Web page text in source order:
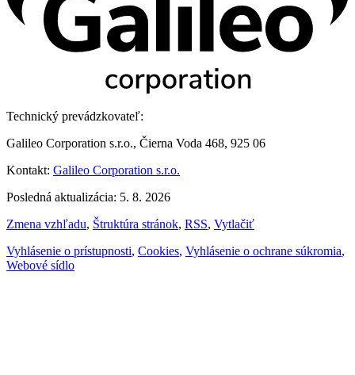
Technický prevádzkovateľ:
Galileo Corporation s.r.o., Čierna Voda 468, 925 06
Kontakt: Galileo Corporation s.r.o.
Posledná aktualizácia: 5. 8. 2026
Zmena vzhľadu, Štruktúra stránok, RSS, Vytlačiť
Vyhlásenie o prístupnosti, Cookies, Vyhlásenie o ochrane súkromia,
Webové sídlo